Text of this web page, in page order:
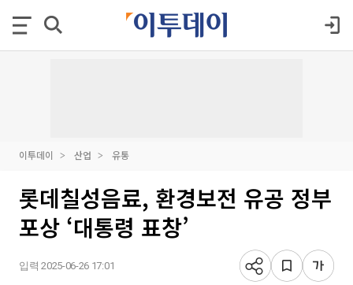
이투데이 산업 유통
롯데칠성음료, 환경보전 유공 정부
포상 ‘대통령 표창’
입력 2025-06-26 17:01